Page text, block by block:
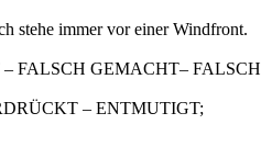
stehe immer vor einer Windfront.
– FALSCH GEMACHT– FALSCH
– ENTMUTIGT;